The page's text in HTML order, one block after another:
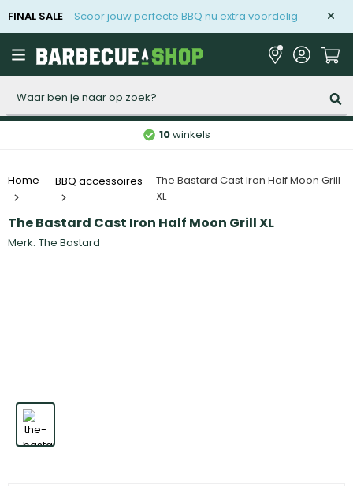
FINAL SALE Scoor jouw perfecte BBQ nu extra voordelig
10winkels
Home BBQ accessoires
The Bastard Cast Iron Half Moon Grill
XL
The Bastard Cast Iron Half Moon Grill XL
Merk: The Bastard